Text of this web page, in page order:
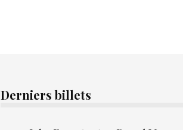
Derniers billets